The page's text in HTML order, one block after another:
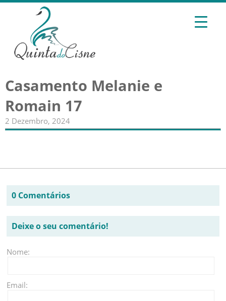
Casamento Melanie e
Romain 17
2 Dezembro, 2024
0 Comentários
Deixe o seu comentário!
Nome:
Email: